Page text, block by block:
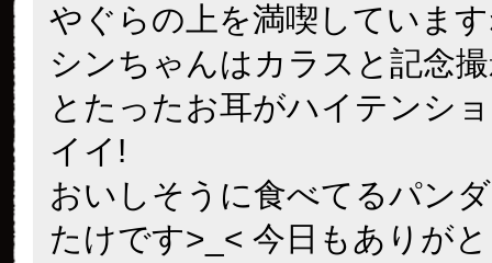
やぐらの上を満喫していま
シンちゃんはカラスと記念
とたったお耳がハイテンシ
イイ!
おいしそうに食べてるパン
たけです>_< 今日もありが